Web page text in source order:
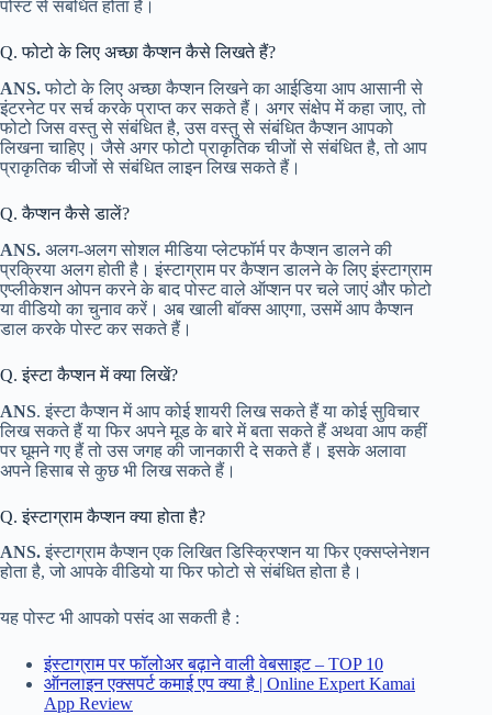
पोस्ट से संबंधित होता है।
Q. फोटो के लिए अच्छा कैप्शन कैसे लिखते हैं?
ANS.फोटो के लिए अच्छा कैप्शन लिखने का आईडिया आप आसानी से
इंटरनेट पर सर्च करके प्राप्त कर सकते हैं। अगर संक्षेप में कहा जाए, तो
फोटो जिस वस्तु से संबंधित है, उस वस्तु से संबंधित कैप्शन आपको
लिखना चाहिए। जैसे अगर फोटो प्राकृतिक चीजों से संबंधित है, तो आप
प्राकृतिक चीजों से संबंधित लाइन लिख सकते हैं।
Q. कैप्शन कैसे डालें?
ANS. अलग-अलग सोशल मीडिया प्लेटफॉर्म पर कैप्शन डालने की
प्रक्रिया अलग होती है। इंस्टाग्राम पर कैप्शन डालने के लिए इंस्टाग्राम
एप्लीकेशन ओपन करने के बाद पोस्ट वाले ऑप्शन पर चले जाएं और फोटो
या वीडियो का चुनाव करें। अब खाली बॉक्स आएगा, उसमें आप कैप्शन
डाल करके पोस्ट कर सकते हैं।
Q. इंस्टा कैप्शन में क्या लिखें?
ANS. इंस्टा कैप्शन में आप कोई शायरी लिख सकते हैं या कोई सुविचार
लिख सकते हैं या फिर अपने मूड के बारे में बता सकते हैं अथवा आप कहीं
पर घूमने गए हैं तो उस जगह की जानकारी दे सकते हैं। इसके अलावा
अपने हिसाब से कुछ भी लिख सकते हैं।
Q. इंस्टाग्राम कैप्शन क्या होता है?
ANS.इंस्टाग्राम कैप्शन एक लिखित डिस्क्रिप्शन या फिर एक्सप्लेनेशन
होता है, जो आपके वीडियो या फिर फोटो से संबंधित होता है।
यह पोस्ट भी आपको पसंद आ सकती है :
इंस्टाग्राम पर फॉलोअर बढ़ाने वाली वेबसाइट – TOP 10
ऑनलाइन एक्सपर्ट कमाई एप क्या है | Online Expert Kamai
App Review